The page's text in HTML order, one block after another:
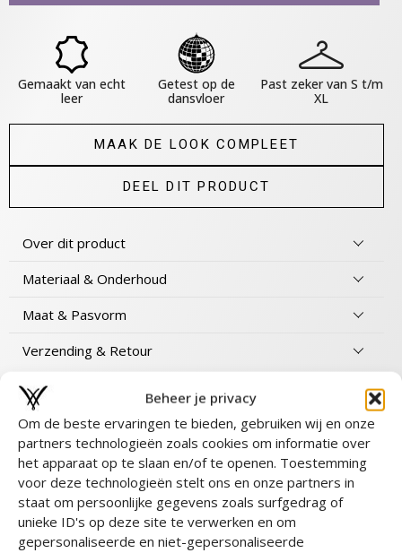
Beheer je privacy
Om de beste ervaringen te bieden, gebruiken wij en onze
partners technologieën zoals cookies om informatie over
het apparaat op te slaan en/of te openen. Toestemming
voor deze technologieën stelt ons en onze partners in
staat om persoonlijke gegevens zoals surfgedrag of
unieke ID's op deze site te verwerken en om
gepersonaliseerde en niet-gepersonaliseerde
Gemaakt van echt
leer
Getest op de
dansvloer
Past zeker van S t/m
XL
MAAK DE LOOK COMPLEET
DEEL DIT PRODUCT
Over dit product
Materiaal & Onderhoud
Maat & Pasvorm
Verzending & Retour
Maak de look compleet